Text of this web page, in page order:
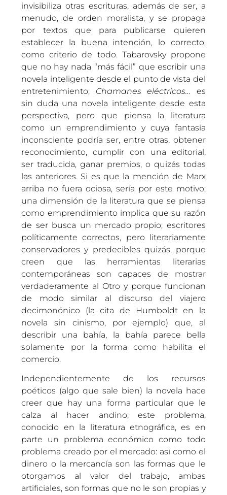
invisibiliza otras escrituras, además de ser, a
menudo, de orden moralista, y se propaga
por textos que para publicarse quieren
establecer la buena intención, lo correcto,
como criterio de todo. Tabarovsky propone
que no hay nada “más fácil” que escribir una
novela inteligente desde el punto de vista del
entretenimiento; Chamanes eléctricos… es
sin duda una novela inteligente desde esta
perspectiva, pero que piensa la literatura
como un emprendimiento y cuya fantasía
inconsciente podría ser, entre otras, obtener
reconocimiento, cumplir con una editorial,
ser traducida, ganar premios, o quizás todas
las anteriores. Si es que la mención de Marx
arriba no fuera ociosa, sería por este motivo;
una dimensión de la literatura que se piensa
como emprendimiento implica que su razón
de ser busca un mercado propio; escritores
políticamente correctos, pero literariamente
conservadores y predecibles quizás, porque
creen que las herramientas literarias
contemporáneas son capaces de mostrar
verdaderamente al Otro y porque funcionan
de modo similar al discurso del viajero
decimonónico (la cita de Humboldt en la
novela sin cinismo, por ejemplo) que, al
describir una bahía, la bahía parece bella
solamente por la forma como habilita el
comercio.
Independientemente de los recursos
poéticos (algo que sale bien) la novela hace
creer que hay una forma particular que le
calza al hacer andino; este problema,
conocido en la literatura etnográfica, es en
parte un problema económico como todo
problema creado por el mercado: así como el
dinero o la mercancía son las formas que le
otorgamos al valor del trabajo, ambas
artificiales, son formas que no le son propias y